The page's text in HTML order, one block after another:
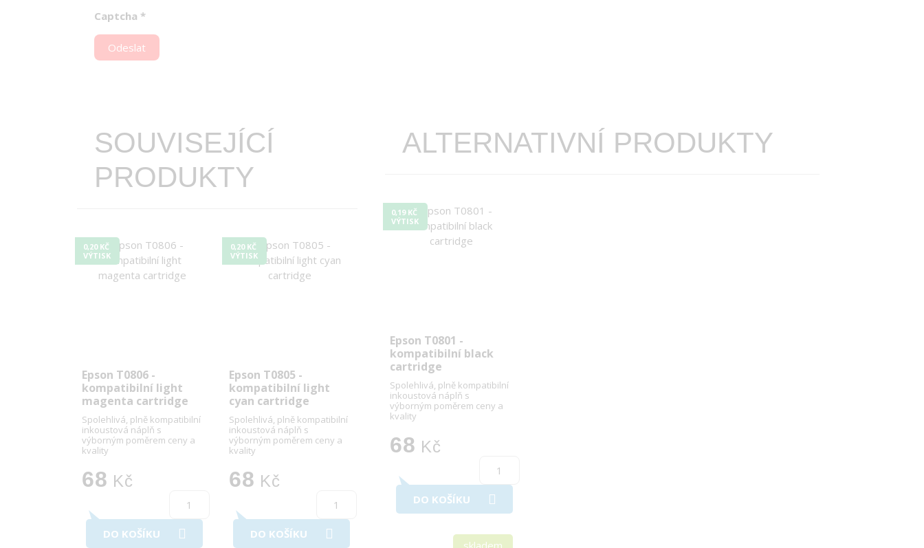
Captcha *
Odeslat
SOUVISEJÍCÍ
PRODUKTY
0,20 KČ
VÝTISK
Epson T0806 -
kompatibilní light
magenta cartridge
Spolehlivá, plně kompatibilní
inkoustová náplň s
výborným poměrem ceny a
kvality
68 Kč
DO KOŠÍKU
0,20 KČ
VÝTISK
Epson T0805 -
kompatibilní light
cyan cartridge
Spolehlivá, plně kompatibilní
inkoustová náplň s
výborným poměrem ceny a
kvality
68 Kč
DO KOŠÍKU
ALTERNATIVNÍ PRODUKTY
0,19 KČ
VÝTISK
Epson T0801 -
kompatibilní black
cartridge
Spolehlivá, plně kompatibilní
inkoustová náplň s
výborným poměrem ceny a
kvality
68 Kč
DO KOŠÍKU
skladem